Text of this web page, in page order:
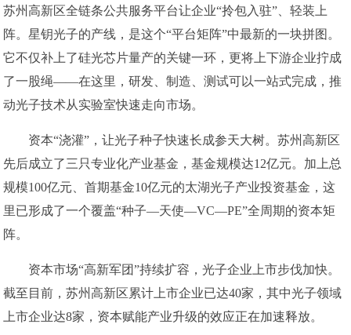
苏州高新区全链条公共服务平台让企业“拎包入驻”、轻装上
阵。星钥光子的产线，是这个“平台矩阵”中最新的一块拼图。
它不仅补上了硅光芯片量产的关键一环，更将上下游企业拧成
了一股绳——在这里，研发、制造、测试可以一站式完成，推
动光子技术从实验室快速走向市场。
资本“浇灌”，让光子种子快速长成参天大树。苏州高新区
先后成立了三只专业化产业基金，基金规模达12亿元。加上总
规模100亿元、首期基金10亿元的太湖光子产业投资基金，这
里已形成了一个覆盖“种子—天使—VC—PE”全周期的资本矩
阵。
资本市场“高新军团”持续扩容，光子企业上市步伐加快。
截至目前，苏州高新区累计上市企业已达40家，其中光子领域
上市企业达8家，资本赋能产业升级的效应正在加速释放。